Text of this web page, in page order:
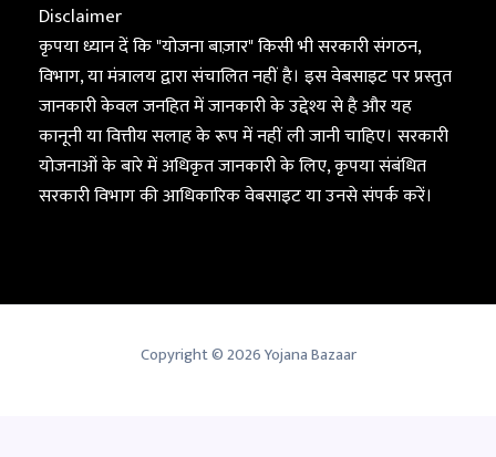
Disclaimer
कृपया ध्यान दें कि "योजना बाज़ार" किसी भी सरकारी संगठन,
विभाग, या मंत्रालय द्वारा संचालित नहीं है। इस वेबसाइट पर प्रस्तुत
जानकारी केवल जनहित में जानकारी के उद्देश्य से है और यह
कानूनी या वित्तीय सलाह के रूप में नहीं ली जानी चाहिए। सरकारी
योजनाओं के बारे में अधिकृत जानकारी के लिए, कृपया संबंधित
सरकारी विभाग की आधिकारिक वेबसाइट या उनसे संपर्क करें।
Copyright © 2026 Yojana Bazaar